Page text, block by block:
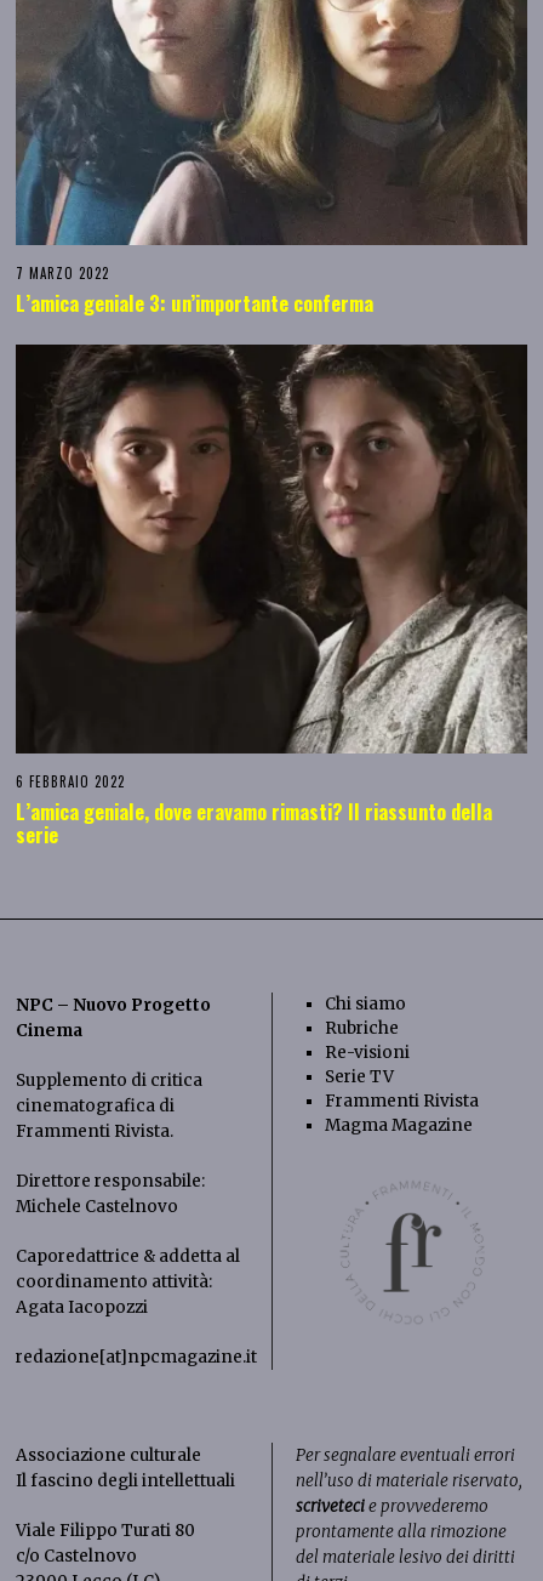
7 MARZO 2022
L’amica geniale 3: un’importante conferma
6 FEBBRAIO 2022
L’amica geniale, dove eravamo rimasti? Il riassunto della
serie
NPC – Nuovo Progetto
Cinema
Supplemento di critica
cinematografica di
Frammenti Rivista.
Direttore responsabile:
Michele Castelnovo
Caporedattrice & addetta al
coordinamento attività:
Agata Iacopozzi
redazione[at]npcmagazine.it
Chi siamo
Rubriche
Re-visioni
Serie TV
Frammenti Rivista
Magma Magazine
Associazione culturale
Il fascino degli intellettuali
Viale Filippo Turati 80
c/o Castelnovo
Per segnalare eventuali errori
nell’uso di materiale riservato,
scrivetecie provvederemo
prontamente alla rimozione
del materiale lesivo dei diritti